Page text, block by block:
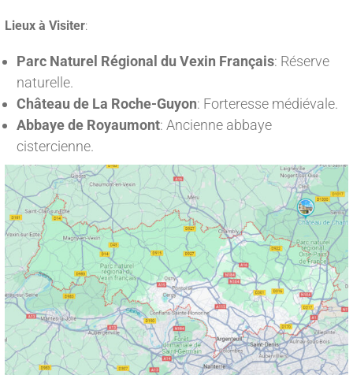
Lieux à Visiter:
Parc Naturel Régional du Vexin Français: Réserve
naturelle.
Château de La Roche-Guyon: Forteresse médiévale.
Abbaye de Royaumont: Ancienne abbaye
cistercienne.